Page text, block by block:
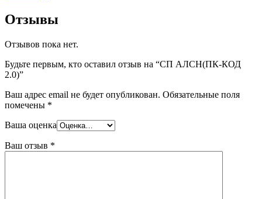
Отзывы
Отзывов пока нет.
Будьте первым, кто оставил отзыв на “СП АЛСН(ПК-КОД
2.0)”
Ваш адрес email не будет опубликован. Обязательные поля
помечены *
Ваша оценка
Ваш отзыв *